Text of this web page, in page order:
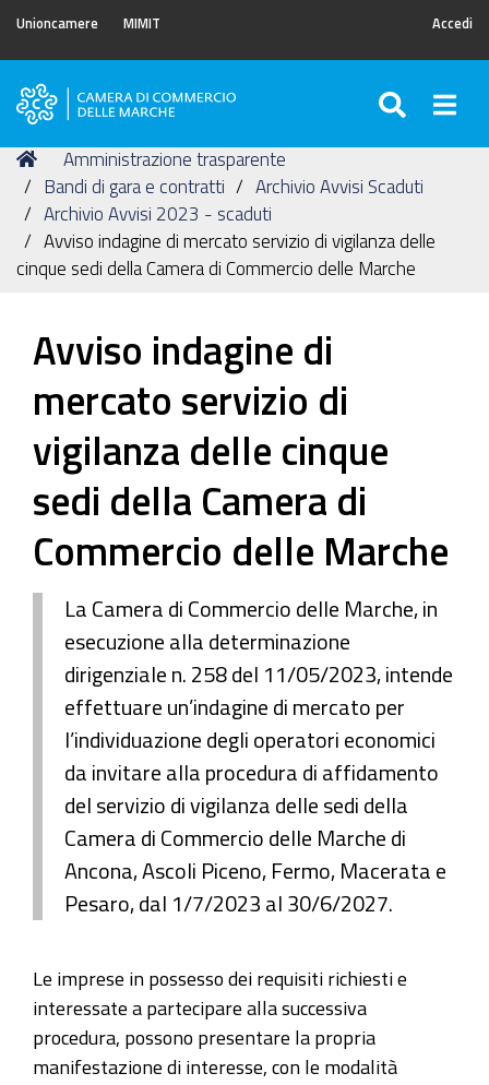
Unioncamere MIMIT Accedi
Camera
Commercio
delle
Marche
Tu
sei
qui:
Home
Amministrazione trasparente
Bandi di gara e contratti
Archivio Avvisi Scaduti
Archivio Avvisi 2023 - scaduti
Avviso indagine di mercato servizio di vigilanza delle
cinque sedi della Camera di Commercio delle Marche
Avviso indagine di
mercato servizio di
vigilanza delle cinque
sedi della Camera di
Commercio delle Marche
La Camera di Commercio delle Marche, in
esecuzione alla determinazione
dirigenziale n. 258 del 11/05/2023, intende
effettuare un’indagine di mercato per
l’individuazione degli operatori economici
da invitare alla procedura di affidamento
del servizio di vigilanza delle sedi della
Camera di Commercio delle Marche di
Ancona, Ascoli Piceno, Fermo, Macerata e
Pesaro, dal 1/7/2023 al 30/6/2027.
Le imprese in possesso dei requisiti richiesti e
interessate a partecipare alla successiva
procedura, possono presentare la propria
manifestazione di interesse, con le modalità